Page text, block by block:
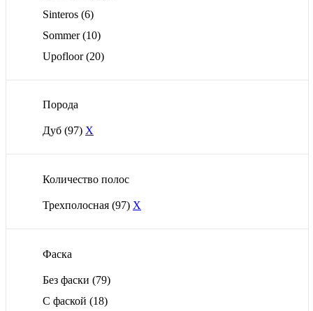
Sinteros (6)
Sommer(10)
Upofloor(20)
Порода
Дуб (97) X
Количество полос
Трехполосная (97) X
Фаска
Без фаски (79)
С фаской (18)